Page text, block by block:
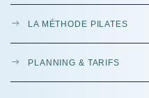
LA MÉTHODE PILATES
PLANNING & TARIFS